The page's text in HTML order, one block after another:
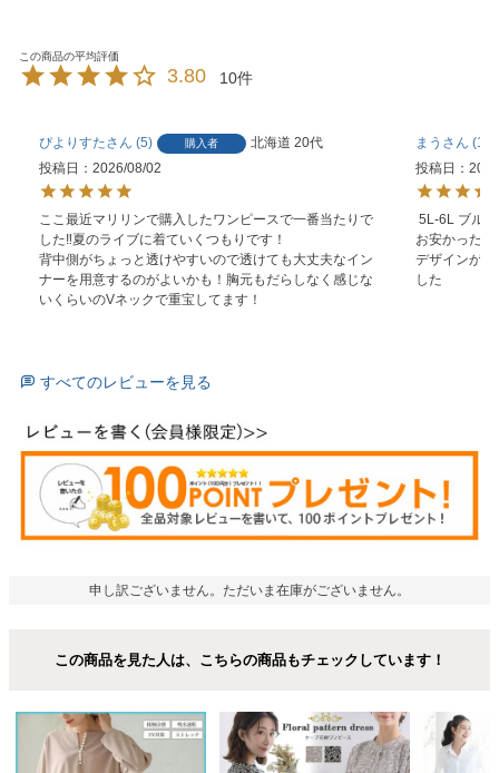
3.80 10
ぴよりすた 5 購入者 北海道 20代
投稿日
2026/08/02
ここ最近マリリンで購入したワンピースで一番当たりで
した‼️夏のライブに着ていくつもりです！
背中側がちょっと透けやすいので透けても大丈夫なイン
ナーを用意するのがよいかも！胸元もだらしなく感じな
いくらいのVネックで重宝してます！
まう
11
投稿日
お安かった
デザインが
した
すべてのレビューを見る
申し訳ございません。ただいま在庫がございません。
この商品を見た人は、こちらの商品もチェックしています！